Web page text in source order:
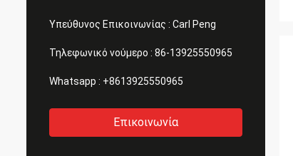
Υπεύθυνος Επικοινωνίας : Carl Peng
Τηλεφωνικό νούμερο : 86-13925550965
Whatsapp : +8613925550965
Επικοινωνία